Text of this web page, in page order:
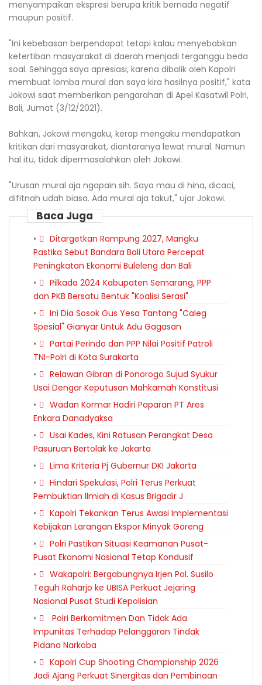
menyampaikan ekspresi berupa kritik bernada negatif
maupun positif.
"Ini kebebasan berpendapat tetapi kalau menyebabkan
ketertiban masyarakat di daerah menjadi terganggu beda
soal. Sehingga saya apresiasi, karena dibalik oleh Kapolri
membuat lomba mural dan saya kira hasilnya positif," kata
Jokowi saat memberikan pengarahan di Apel Kasatwil Polri,
Bali, Jumat (3/12/2021).
Bahkan, Jokowi mengaku, kerap mengaku mendapatkan
kritikan dari masyarakat, diantaranya lewat mural. Namun
hal itu, tidak dipermasalahkan oleh Jokowi.
"Urusan mural aja ngapain sih. Saya mau di hina, dicaci,
difitnah udah biasa. Ada mural aja takut," ujar Jokowi.
Baca Juga
Ditargetkan Rampung 2027, Mangku
Pastika Sebut Bandara Bali Utara Percepat
Peningkatan Ekonomi Buleleng dan Bali
Pilkada 2024 Kabupaten Semarang, PPP
dan PKB Bersatu Bentuk "Koalisi Serasi"
Ini Dia Sosok Gus Yesa Tantang "Caleg
Spesial" Gianyar Untuk Adu Gagasan
Partai Perindo dan PPP Nilai Positif Patroli
TNI-Polri di Kota Surakarta
Relawan Gibran di Ponorogo Sujud Syukur
Usai Dengar Keputusan Mahkamah Konstitusi
Wadan Kormar Hadiri Paparan PT Ares
Enkara Danadyaksa
Usai Kades, Kini Ratusan Perangkat Desa
Pasuruan Bertolak ke Jakarta
Lima Kriteria Pj Gubernur DKI Jakarta
Hindari Spekulasi, Polri Terus Perkuat
Pembuktian Ilmiah di Kasus Brigadir J
Kapolri Tekankan Terus Awasi Implementasi
Kebijakan Larangan Ekspor Minyak Goreng
Polri Pastikan Situasi Keamanan Pusat-
Pusat Ekonomi Nasional Tetap Kondusif
Wakapolri: Bergabungnya Irjen Pol. Susilo
Teguh Raharjo ke UBISA Perkuat Jejaring
Nasional Pusat Studi Kepolisian
Polri Berkomitmen Dan Tidak Ada
Impunitas Terhadap Pelanggaran Tindak
Pidana Narkoba
Kapolri Cup Shooting Championship 2026
Jadi Ajang Perkuat Sinergitas dan Pembinaan